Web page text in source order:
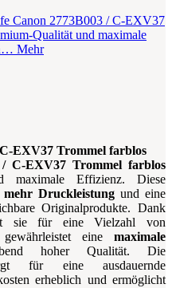
Canon 2773B003 / C-EXV37
Qualität und maximale
Mehr
EXV37 Trommel farblos
/ C-EXV37 Trommel farblos
maximale Effizienz. Diese
Druckleistungund eine
Originalprodukte. Dank
sie für eine Vielzahl von
eine maximale
hoher Qualität. Die
für eine ausdauernde
erheblich und ermöglicht